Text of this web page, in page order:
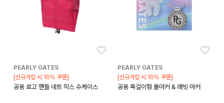
PEARLY GATES
[신규가입 시 10% 쿠폰]
공용 로고 핸들 네트 믹스 슈케이스
PEARLY GATES
[신규가입 시 10% 쿠폰]
공용 목걸이형 볼마커 & 래빗 마커